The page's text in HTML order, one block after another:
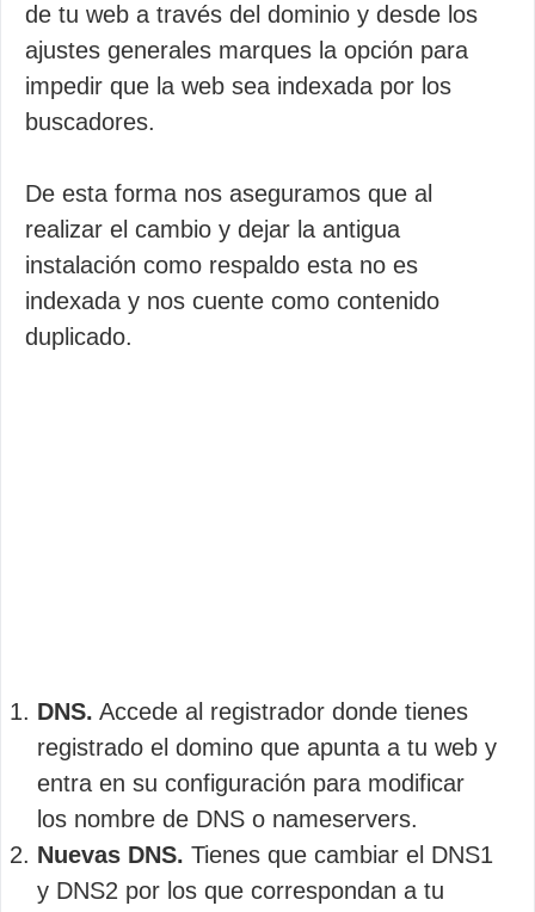
de tu web a través del dominio y desde los
ajustes generales marques la opción para
impedir que la web sea indexada por los
buscadores.
De esta forma nos aseguramos que al
realizar el cambio y dejar la antigua
instalación como respaldo esta no es
indexada y nos cuente como contenido
duplicado.
DNS. Accede al registrador donde tienes
registrado el domino que apunta a tu web y
entra en su configuración para modificar
los nombre de DNS o nameservers.
Nuevas DNS. Tienes que cambiar el DNS1
y DNS2 por los que correspondan a tu